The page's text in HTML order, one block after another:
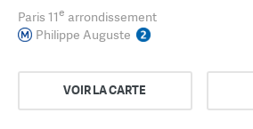
Paris 11e arrondissement
Philippe Auguste
VOIR LA CARTE